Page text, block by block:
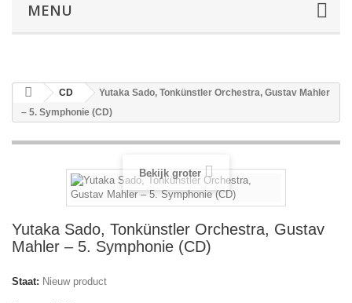
MENU
CD
Yutaka Sado, Tonkünstler Orchestra, Gustav Mahler
– 5. Symphonie (CD)
Bekijk groter
Yutaka Sado, Tonkünstler Orchestra, Gustav
Mahler – 5. Symphonie (CD)
Staat: Nieuw product